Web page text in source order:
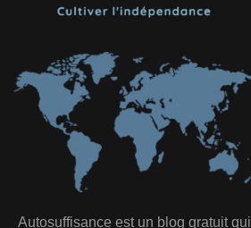
Autosuffisance est un blog gratuit qui